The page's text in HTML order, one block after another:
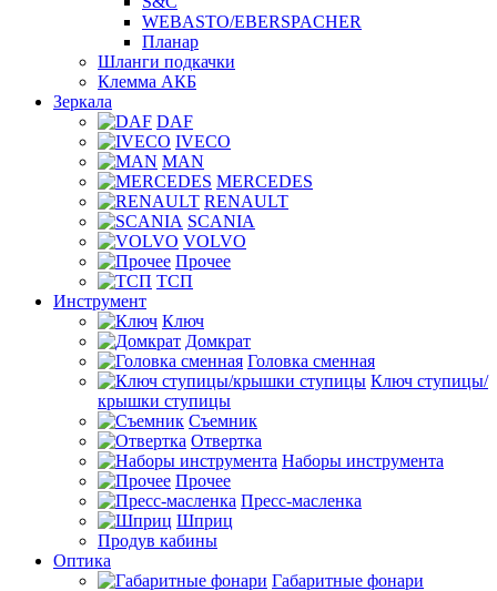
WEBASTO/EBERSPACHER
Планар
Шланги подкачки
Клемма АКБ
Зеркала
DAF
IVECO
MAN
MERCEDES
RENAULT
SCANIA
VOLVO
Прочее
ТСП
Инструмент
Ключ
Домкрат
Головка сменная
Ключ ступицы/
крышки ступицы
Съемник
Отвертка
Наборы инструмента
Прочее
Пресс-масленка
Шприц
Продув кабины
Оптика
Габаритные фонари